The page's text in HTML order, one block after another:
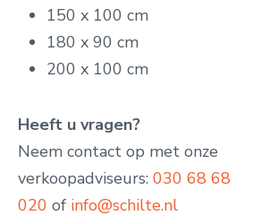
150 x 100 cm
180 x 90 cm
200 x 100 cm
Heeft u vragen?
Neem contact op met onze
verkoopadviseurs: 030 68 68
020 of info@schilte.nl